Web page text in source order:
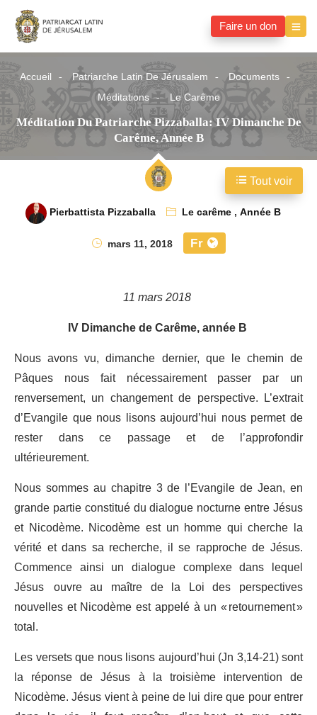
Faire un don
Accueil Patriarche Latin De Jérusalem
Documents
Méditations
Le Carême
Méditation Du Patriarche Pizzaballa: IV Dimanche De
Carême, Année B
Pierbattista Pizzaballa Le carême,Année B
mars 11, 2018
Fr
11 mars 2018
IV Dimanche de Carême, année B
Nous avons vu, dimanche dernier, que le chemin de
Pâques nous fait nécessairement passer par un
renversement, un changement de perspective. L’extrait
d’Evangile que nous lisons aujourd’hui nous permet de
rester dans ce passage et de l’approfondir
ultérieurement.
Nous sommes au chapitre 3 de l’Evangile de Jean, en
grande partie constitué du dialogue nocturne entre Jésus
et Nicodème. Nicodème est un homme qui cherche la
vérité et dans sa recherche, il se rapproche de Jésus.
Commence ainsi un dialogue complexe dans lequel
Jésus ouvre au maître de la Loi des perspectives
nouvelles et Nicodème est appelé à un « retournement »
total.
Les versets que nous lisons aujourd’hui (Jn 3,14-21) sont
la réponse de Jésus à la troisième intervention de
Nicodème. Jésus vient à peine de lui dire que pour entrer
Tout voir